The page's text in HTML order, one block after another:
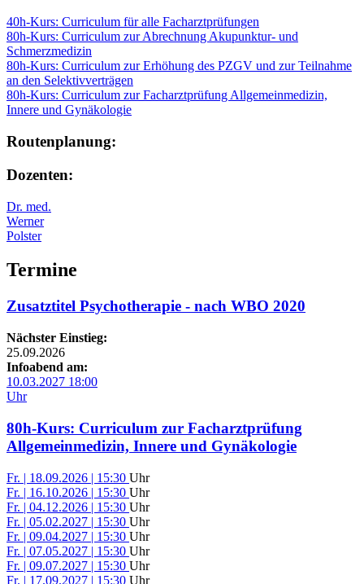
40h-Kurs: Curriculum für alle Facharztprüfungen
80h-Kurs: Curriculum zur Abrechnung Akupunktur- und
Schmerzmedizin
80h-Kurs: Curriculum zur Erhöhung des PZGV und zur Teilnahme
an den Selektivverträgen
80h-Kurs: Curriculum zur Facharztprüfung Allgemeinmedizin,
Innere und Gynäkologie
Routenplanung:
Dozenten:
Dr. med.
Werner
Polster
Termine
Zusatztitel Psychotherapie - nach WBO 2020
Nächster Einstieg:
25.09.2026
Infoabend am:
10.03.2027 18:00
Uhr
80h-Kurs: Curriculum zur Facharztprüfung
Allgemeinmedizin, Innere und Gynäkologie
Fr. | 18.09.2026 | 15:30 Uhr
Fr. | 16.10.2026 | 15:30 Uhr
Fr. | 04.12.2026 | 15:30 Uhr
Fr. | 05.02.2027 | 15:30 Uhr
Fr. | 09.04.2027 | 15:30 Uhr
Fr. | 07.05.2027 | 15:30 Uhr
Fr. | 09.07.2027 | 15:30 Uhr
Fr. | 17.09.2027 | 15:30 Uhr